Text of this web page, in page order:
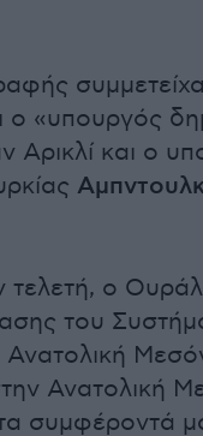
«υπουργός
Αρικλί και ο
τελετή, ο
του
Ανατολική
Ανατολική
συμφέροντά